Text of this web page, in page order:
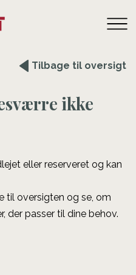
Tilbage til oversigt
ikke
eller reserveret og kan
til oversigten og se, om
der passer til dine behov.